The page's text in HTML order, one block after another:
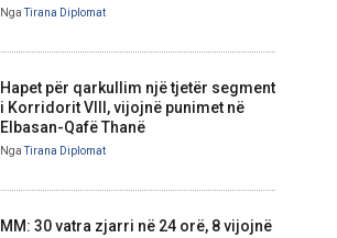
Nga Tirana Diplomat
Hapet për qarkullim një tjetër segment
i Korridorit VIII, vijojnë punimet në
Elbasan-Qafë Thanë
Nga Tirana Diplomat
MM: 30 vatra zjarri në 24 orë, 8 vijojnë